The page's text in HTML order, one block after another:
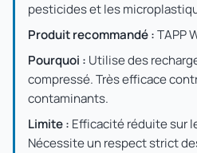
pesticides et les
Produit recommandé :TAPP
Pourquoi : Utilise des
compressé. Très efficace
contaminants.
Limite : Efficacité réduite sur
Nécessite un respect strict